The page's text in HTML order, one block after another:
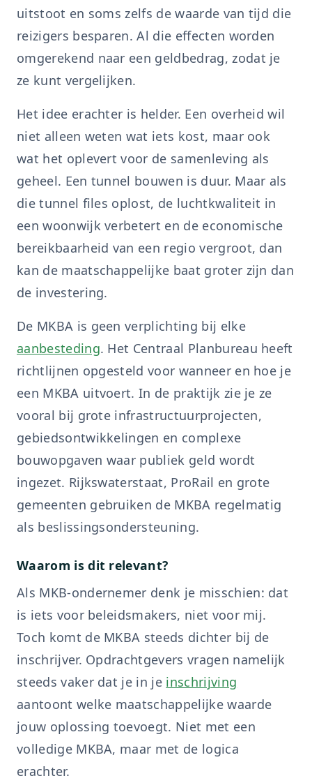
uitstoot en soms zelfs de waarde van tijd die
reizigers besparen. Al die effecten worden
omgerekend naar een geldbedrag, zodat je
ze kunt vergelijken.
Het idee erachter is helder. Een overheid wil
niet alleen weten wat iets kost, maar ook
wat het oplevert voor de samenleving als
geheel. Een tunnel bouwen is duur. Maar als
die tunnel files oplost, de luchtkwaliteit in
een woonwijk verbetert en de economische
bereikbaarheid van een regio vergroot, dan
kan de maatschappelijke baat groter zijn dan
de investering.
De MKBA is geen verplichting bij elke
aanbesteding. Het Centraal Planbureau heeft
richtlijnen opgesteld voor wanneer en hoe je
een MKBA uitvoert. In de praktijk zie je ze
vooral bij grote infrastructuurprojecten,
gebiedsontwikkelingen en complexe
bouwopgaven waar publiek geld wordt
ingezet. Rijkswaterstaat, ProRail en grote
gemeenten gebruiken de MKBA regelmatig
als beslissingsondersteuning.
Waarom is dit relevant?
Als MKB-ondernemer denk je misschien: dat
is iets voor beleidsmakers, niet voor mij.
Toch komt de MKBA steeds dichter bij de
inschrijver. Opdrachtgevers vragen namelijk
steeds vaker dat je in je inschrijving
aantoont welke maatschappelijke waarde
jouw oplossing toevoegt. Niet met een
volledige MKBA, maar met de logica
erachter.